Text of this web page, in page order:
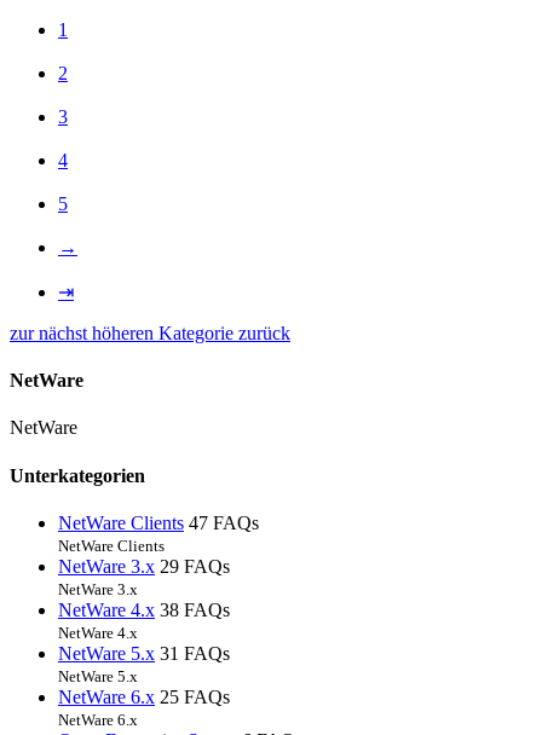
1
2
3
4
5
→
⇥
zur nächst höheren Kategorie zurück
NetWare
NetWare
Unterkategorien
NetWare Clients 47 FAQs
NetWare Clients
NetWare 3.x 29 FAQs
NetWare 3.x
NetWare 4.x 38 FAQs
NetWare 4.x
NetWare 5.x 31 FAQs
NetWare 5.x
NetWare 6.x 25 FAQs
NetWare 6.x